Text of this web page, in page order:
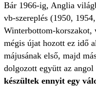
Bár 1966-ig, Anglia
vb-szereplés (1950,
Winterbottom-korszakot,
mégis újat hozott ez idő
májusának első, majd
dolgozott együtt az
készültek ennyit egy